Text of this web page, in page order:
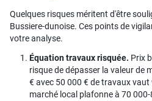
Quelques risques méritent d'être
Bussiere-dunoise. Ces points de
votre analyse.
Équation travaux risquée. Prix
risque de dépasser la valeur de
€ avec 50 000 € de travaux vaut
marché local plafonne à 70